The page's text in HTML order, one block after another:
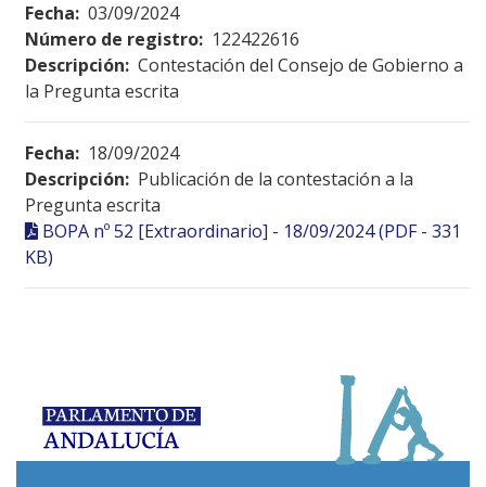
Fecha: 03/09/2024
Número de registro: 122422616
Descripción: Contestación del Consejo de Gobierno a
la Pregunta escrita
Fecha: 18/09/2024
Descripción: Publicación de la contestación a la
Pregunta escrita
BOPA nº 52 [Extraordinario] - 18/09/2024 (PDF - 331
KB)